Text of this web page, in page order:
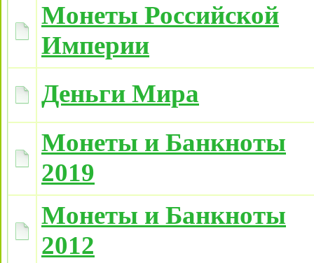
Монеты Российской
Империи
Деньги Мира
Монеты и Банкноты
2019
Монеты и Банкноты
2012